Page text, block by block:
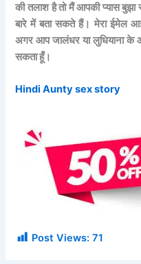
की तलाश है तो मैं आपकी प्यास
बारे में बता सकते हैं। मेरा ईमेल
अगर आप जालंधर या लुधियाना
सकता हूँ।
Hindi Aunty sex story
Post Views: 71